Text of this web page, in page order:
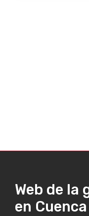
Web de la
en Cuenca